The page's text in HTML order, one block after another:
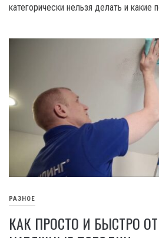
категорически нельзя делать и какие
РАЗНОЕ
КАК ПРОСТО И БЫСТРО